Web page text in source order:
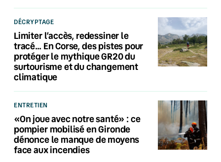
DÉCRYPTAGE
Limiter l’accès, redessiner le
tracé… En Corse, des pistes pour
protéger le mythique GR20 du
surtourisme et du changement
climatique
ENTRETIEN
«On joue avec notre santé» : ce
pompier mobilisé en Gironde
dénonce le manque de moyens
face aux incendies